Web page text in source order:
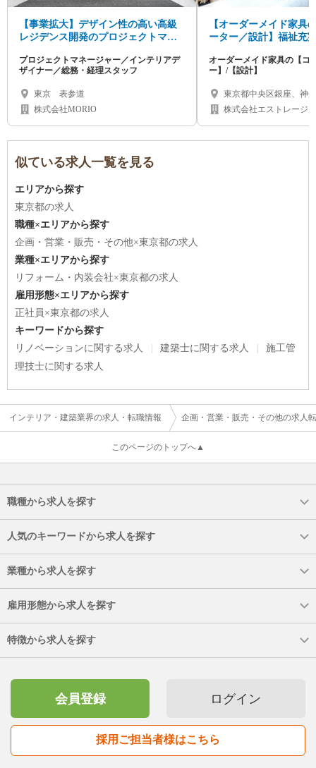
【事業拡大】デザイン性の高い高級
レジデンス開発のプロジェクトマネ
集
プロジェクトマネージャー／インテリアデ
ザイナー／総務・経理スタッフ
東京 表参道
株式会社MORIO
【オーダーメイド家具
ーター／設計】福祉充
オーダーメイド家具の【コ
ー】/【設計】
東京都中央区銀座、神
区、愛知県名古屋市千
株式会社エストレージ
似ている求人一覧を見る
エリアから探す
東京都の求人
職種×エリアから探す
企画・営業・販売・その他×東京都の求人
業種×エリアから探す
リフォーム・内装会社×東京都の求人
雇用形態×エリアから探す
正社員×東京都の求人
キーワードから探す
リノベーションに関する求人
建築士に関する求人
施工管
理技士に関する求人
インテリア・建築業界の求人・転職情報 企画・営業・販売・その他の求人
このページのトップへ▲
職種から求人を探す
人気のキーワードから求人を探す
業種から求人を探す
雇用形態から求人を探す
特徴から求人を探す
会員登録 ログイン
採用ご担当者様はこちら